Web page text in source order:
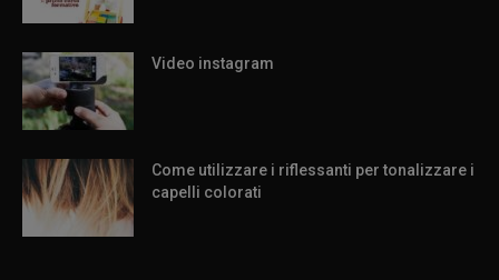
Video instagram
Come utilizzare i riflessanti per tonalizzare i
capelli colorati